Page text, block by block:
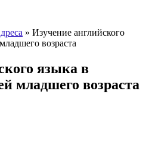
» Изучение английского
возраста
языка в
младшего возраста